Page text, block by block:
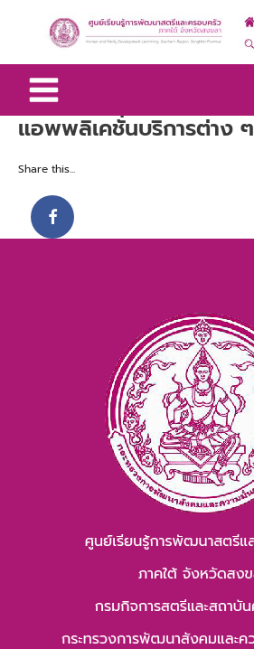
Main
Menu
แอพพลิเคชั่นบริการต่าง ๆ
Share this...